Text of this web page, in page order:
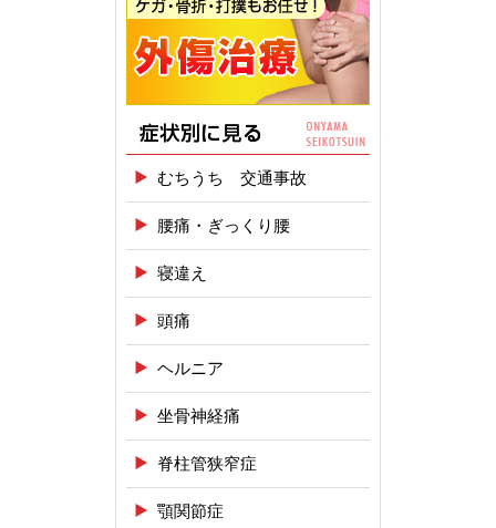
むちうち 交通事故
腰痛・ぎっくり腰
寝違え
頭痛
ヘルニア
坐骨神経痛
脊柱管狭窄症
顎関節症